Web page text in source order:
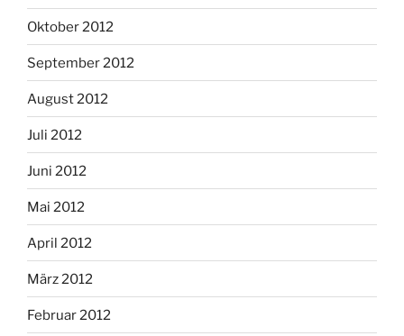
Oktober 2012
September 2012
August 2012
Juli 2012
Juni 2012
Mai 2012
April 2012
März 2012
Februar 2012